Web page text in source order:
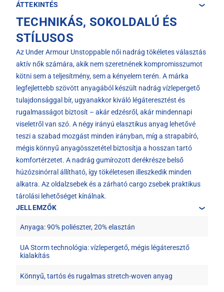
ÁTTEKINTÉS
TECHNIKÁS, SOKOLDALÚ ÉS
STÍLUSOS
Az Under Armour Unstoppable női nadrág tökéletes választás
aktív nők számára, akik nem szeretnének kompromisszumot
kötni sem a teljesítmény, sem a kényelem terén. A márka
legfejlettebb szövött anyagából készült nadrág vízlepergető
tulajdonsággal bír, ugyanakkor kiváló légáteresztést és
rugalmasságot biztosít – akár edzésről, akár mindennapi
viseletről van szó. A négy irányú elasztikus anyag lehetővé
teszi a szabad mozgást minden irányban, míg a strapabíró,
mégis könnyű anyagösszetétel biztosítja a hosszan tartó
komfortérzetet. A nadrág gumírozott derékrésze belső
húzózsinórral állítható, így tökéletesen illeszkedik minden
alkatra. Az oldalzsebek és a zárható cargo zsebek praktikus
tárolási lehetőséget kínálnak.
JELLEMZŐK
Anyaga: 90% poliészter, 20% elasztán
UA Storm technológia: vízlepergető, mégis légáteresztő
kialakítás
Könnyű, tartós és rugalmas stretch-woven anyag